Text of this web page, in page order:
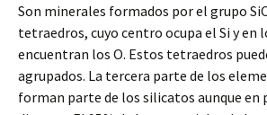
Son minerales formados por el grupo
tetraedros, cuyo centro ocupa el Si y en
encuentran los O. Estos tetraedros
agrupados. La tercera parte de los
forman parte de los silicatos aunque en